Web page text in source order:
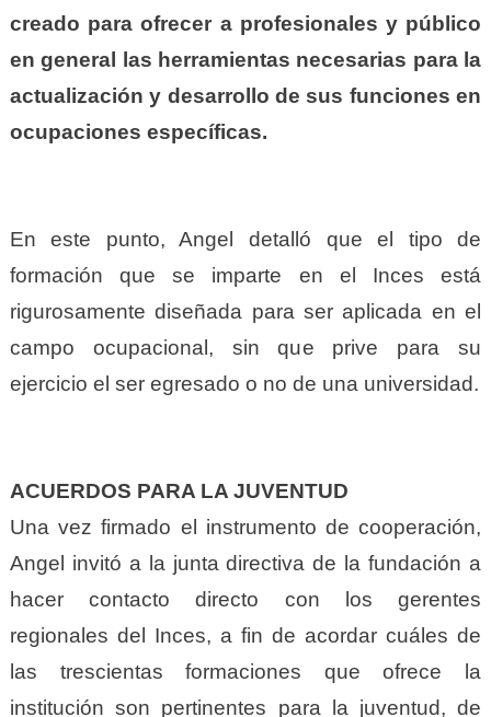
creado para ofrecer a profesionales y público
en general las herramientas necesarias para la
actualización y desarrollo de sus funciones en
ocupaciones específicas.
En este punto, Angel detalló que el tipo de
formación que se imparte en el Inces está
rigurosamente diseñada para ser aplicada en el
campo ocupacional, sin que prive para su
ejercicio el ser egresado o no de una universidad.
ACUERDOS PARA LA JUVENTUD
Una vez firmado el instrumento de cooperación,
Angel invitó a la junta directiva de la fundación a
hacer contacto directo con los gerentes
regionales del Inces, a fin de acordar cuáles de
las trescientas formaciones que ofrece la
institución son pertinentes para la juventud, de